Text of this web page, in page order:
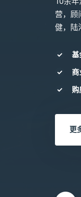
营，顾
健，陆
基
商
购
更